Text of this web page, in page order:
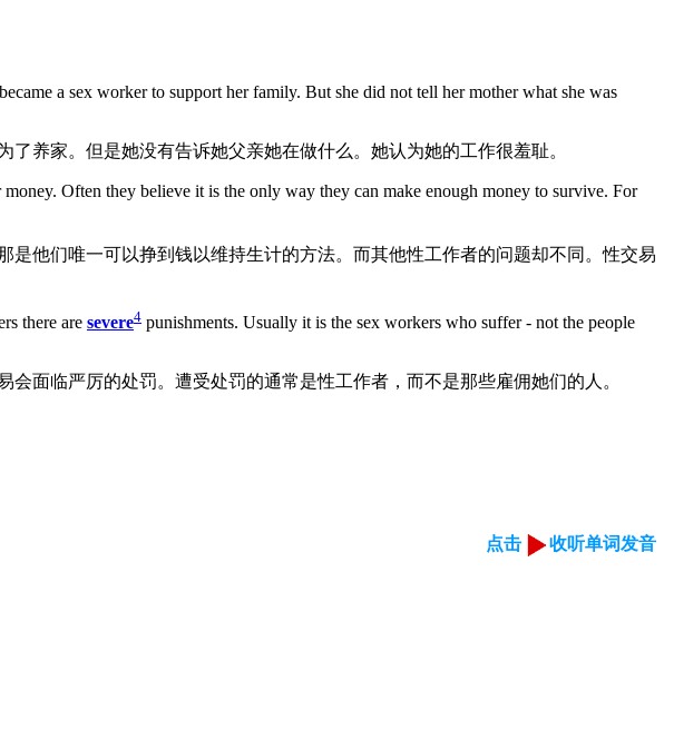
a sex worker to support her family. But she did not tell her mother what she was
养家。但是她没有告诉她父亲她在做什么。她认为她的工作很羞耻。
Often they believe it is the only way they can make enough money to survive. For
他们唯一可以挣到钱以维持生计的方法。而其他性工作者的问题却不同。性交易
there are severe4 punishments. Usually it is the sex workers who suffer - not the people
面临严厉的处罚。遭受处罚的通常是性工作者，而不是那些雇佣她们的人。
点击 收听单词发音